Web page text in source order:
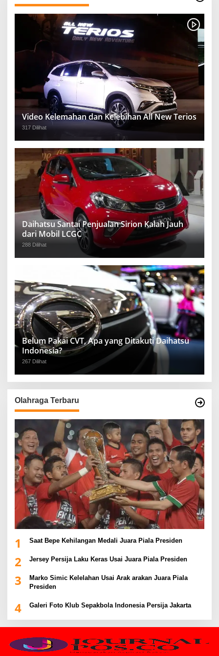
Video Kelemahan dan Kelebihan All New Terios
317 Dilihat
Daihatsu Santai Penjualan Sirion Kalah Jauh
dari Mobil LCGC
288 Dilihat
Belum Pakai CVT, Apa yang Ditakuti Daihatsu
Indonesia?
267 Dilihat
Olahraga Terbaru
1 Saat Bepe Kehilangan Medali Juara Piala Presiden
2 Jersey Persija Laku Keras Usai Juara Piala Presiden
3
Marko Simic Kelelahan Usai Arak arakan Juara Piala
Presiden
4 Galeri Foto Klub Sepakbola Indonesia Persija Jakarta